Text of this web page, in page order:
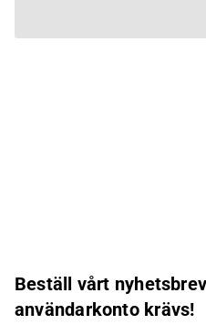
Beställ vårt
användarkonto krävs!